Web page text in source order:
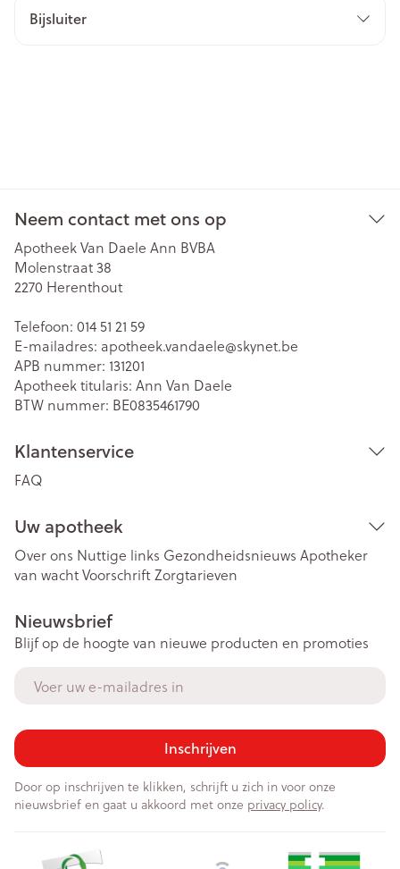
Bijsluiter
Neem contact met ons op
Apotheek Van Daele Ann BVBA
Molenstraat 38
2270 Herenthout
Telefoon: 014 51 21 59
E-mailadres: apotheek.vandaele@skynet.be
APB nummer: 131201
Apotheek titularis: Ann Van Daele
BTW nummer: BE0835461790
Klantenservice
FAQ
Uw apotheek
Over ons Nuttige links Gezondheidsnieuws Apotheker
van wachtVoorschriftZorgtarieven
Nieuwsbrief
Blijf op de hoogte van nieuwe producten en promoties
Inschrijven
Door op inschrijven te klikken, schrijft u zich in voor onze
nieuwsbrief en gaat u akkoord met onze privacy policy.